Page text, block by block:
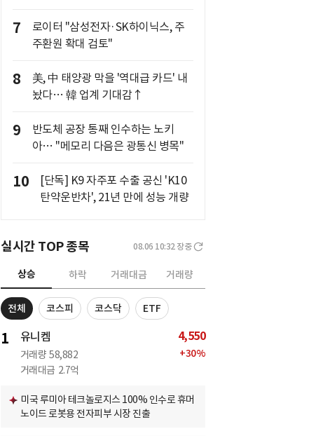
7
로이터 "삼성전자·SK하이닉스, 주
주환원 확대 검토"
8
美, 中 태양광 막을 '역대급 카드' 내
놨다… 韓 업계 기대감↑
9
반도체 공장 통째 인수하는 노키
아… "메모리 다음은 광통신 병목"
10
[단독] K9 자주포 수출 공신 'K10
탄약운반차', 21년 만에 성능 개량
실시간 TOP 종목 08.06 10:32 장중
상승 하락 거래대금 거래량
전체 코스피 코스닥 ETF
1 유니켐
거래량 58,882
거래대금 2.7억
4,550
+30%
미국 루미아 테크놀로지스 100% 인수로 휴머
노이드 로봇용 전자피부 시장 진출